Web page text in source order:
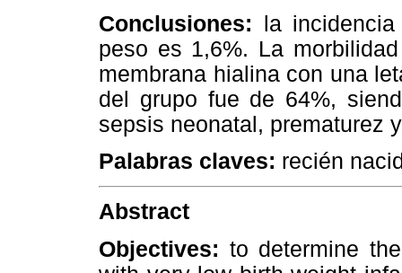
Conclusiones: la
peso es 1,6%. La
membrana hialina con una
del grupo fue de 64%,
sepsis neonatal, prematurez
Palabras claves: recién
Abstract
Objectives: to determine